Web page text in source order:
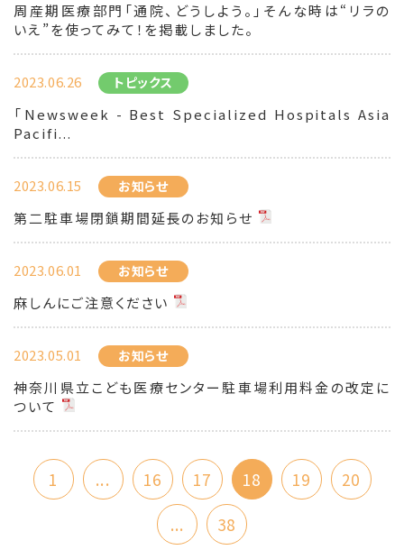
周産期医療部門「通院、どうしよう。」そんな時は“リラの
いえ”を使ってみて！を掲載しました。
2023.06.26 トピックス
「Newsweek - Best Specialized Hospitals Asia
Pacifi...
2023.06.15 お知らせ
第二駐車場閉鎖期間延長のお知らせ
2023.06.01 お知らせ
麻しんにご注意ください
2023.05.01 お知らせ
神奈川県立こども医療センター駐車場利用料金の改定に
ついて
1 ... 16 17 18 19
20
...
38